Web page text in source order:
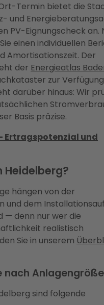
Termin bietet die
und
PV-Eignungscheck an.
einen individuellen
Amortisationszeit. Der
der Energieatlas
zur
darüber hinaus: Wir
Basis präzise.
Ertragspotenzial und
Heidelberg?
hängen von der
und dem
— denn nur wer die
realistisch
Sie in unserem
nach Anlagengröße
sind folgende